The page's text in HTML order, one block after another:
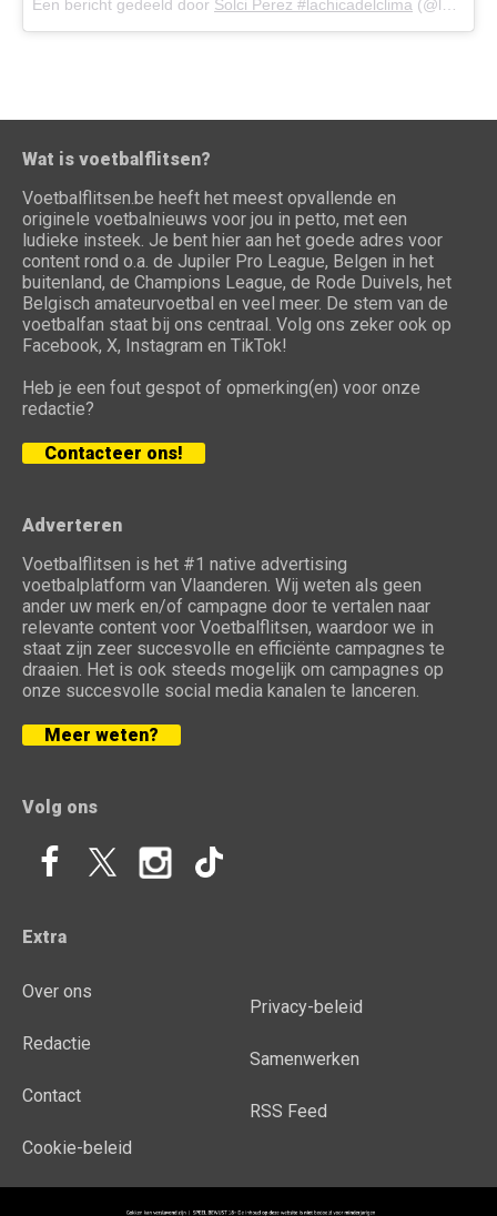
Een bericht gedeeld door Solci Perez #lachicadelclima (@lasobrideperez) op
Wat is voetbalflitsen?
Voetbalflitsen.be heeft het meest opvallende en
originele voetbalnieuws voor jou in petto, met een
ludieke insteek. Je bent hier aan het goede adres voor
content rond o.a. de Jupiler Pro League, Belgen in het
buitenland, de Champions League, de Rode Duivels, het
Belgisch amateurvoetbal en veel meer. De stem van de
voetbalfan staat bij ons centraal. Volg ons zeker ook op
Facebook, X, Instagram en TikTok!
Heb je een fout gespot of opmerking(en) voor onze
redactie?
Contacteer ons!
Adverteren
Voetbalflitsen is het #1 native advertising
voetbalplatform van Vlaanderen. Wij weten als geen
ander uw merk en/of campagne door te vertalen naar
relevante content voor Voetbalflitsen, waardoor we in
staat zijn zeer succesvolle en efficiënte campagnes te
draaien. Het is ook steeds mogelijk om campagnes op
onze succesvolle social media kanalen te lanceren.
Meer weten?
Volg ons
Extra
Over ons
Redactie
Contact
Cookie-beleid
Privacy-beleid
Samenwerken
RSS Feed